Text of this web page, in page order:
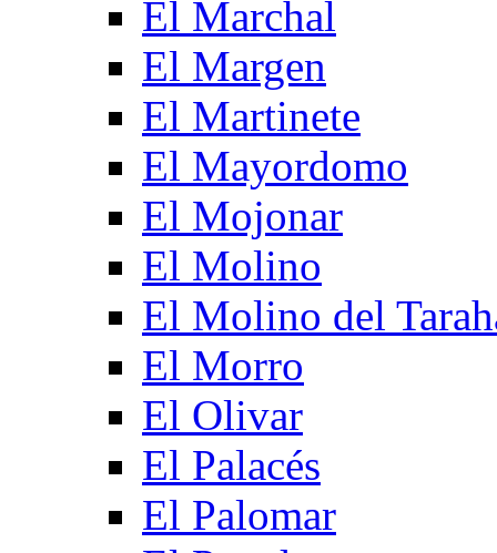
El Marchal
El Margen
El Martinete
El Mayordomo
El Mojonar
El Molino
El Molino del
El Morro
El Olivar
El Palacés
El Palomar